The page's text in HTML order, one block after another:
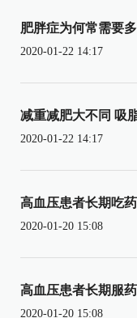
肥胖症为何常需要
2020-01-22 14:17
减重减肥大不同 吸
2020-01-22 14:17
高血压患者长期吃
2020-01-20 15:08
高血压患者长期服
2020-01-20 15:08